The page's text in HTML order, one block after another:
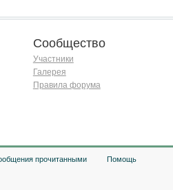
Сообщество
Участники
Галерея
Правила форума
прочитанными Помощь